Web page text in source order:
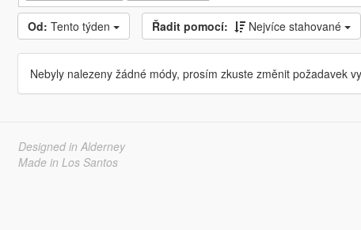
Od: Tento týden Řadit pomocí: Nejvíce stahované
Nebyly nalezeny žádné módy, prosím zkuste změnit požadavek
Designed in Alderney
Made in Los Santos